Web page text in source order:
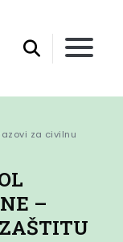
za civilnu
–